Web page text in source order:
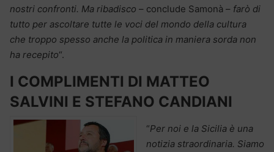
nostri confronti. Ma ribadisco – conclude Samonà – farò di
tutto per ascoltare tutte le voci del mondo della cultura
che troppo spesso anche la politica in maniera sorda non
ha recepito“.
I COMPLIMENTI DI MATTEO
SALVINI E STEFANO CANDIANI
“Per noi e la Sicilia è una
notizia straordinaria. Siamo